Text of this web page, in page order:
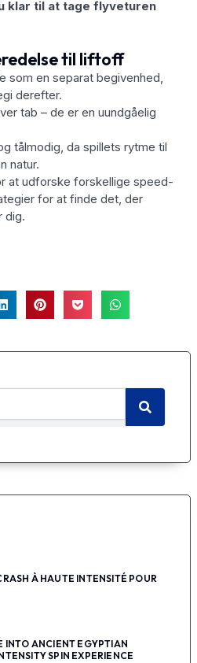
klar til at tage flyveturen
til liftoff
som en separat begivenhed,
derefter.
tab – de er en uundgåelig
tålmodig, da spillets rytme til
natur.
at udforske forskellige speed-
for at finde det, der
dig.
SEARCH
À HAUTE INTENSITÉ POUR
INTO ANCIENT EGYPTIAN
SPIN EXPERIENCE